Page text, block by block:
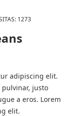
1273
adipiscing elit.
justo
a eros. Lorem
elit.